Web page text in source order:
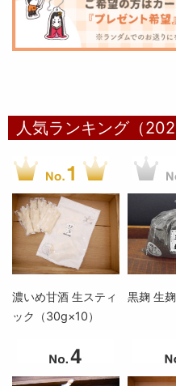
人気ランキング（
濃いめ甘酒 生スティ
ック（30g×10）
黒麹 生麹